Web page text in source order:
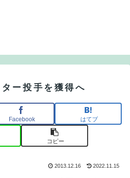
ー投手を獲得へ
Facebook はてブ
コピー
2013.12.16 2022.11.15